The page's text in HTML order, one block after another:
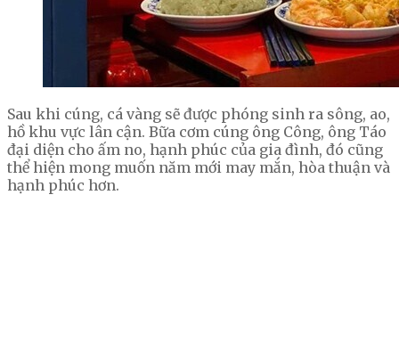
Sau khi cúng, cá vàng sẽ được phóng sinh ra sông, ao,
hồ khu vực lân cận. Bữa cơm cúng ông Công, ông Táo
đại diện cho ấm no, hạnh phúc của gia đình, đó cũng
thể hiện mong muốn năm mới may mắn, hòa thuận và
hạnh phúc hơn.